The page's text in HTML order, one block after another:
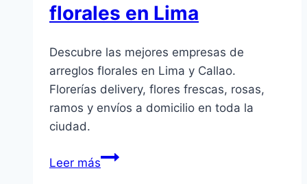
florales en Lima
Descubre las mejores empresas de
arreglos florales en Lima y Callao.
Florerías delivery, flores frescas, rosas,
ramos y envíos a domicilio en toda la
ciudad.
Leer másEmpresas